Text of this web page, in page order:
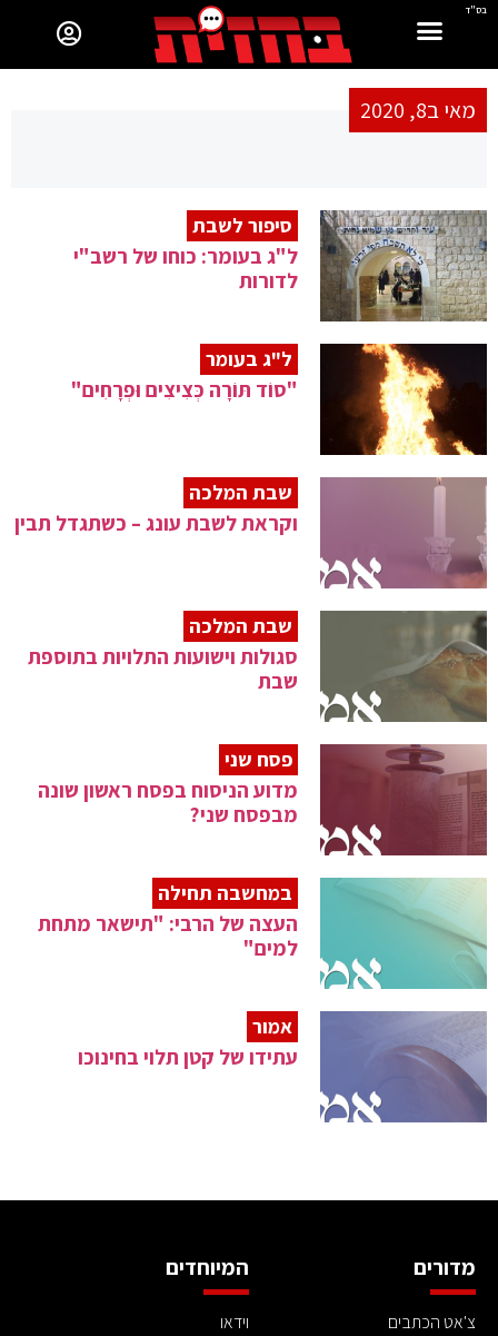
בס"ד
מאי ב8, 2020
סיפור לשבת
ל"ג בעומר: כוחו של רשב"י
לדורות
ל"ג בעומר
"סוֹד תּוֹרָה כְּצִיצִים וּפְרָחִים"
שבת המלכה
וקראת לשבת עונג – כשתגדל תבין
שבת המלכה
סגולות וישועות התלויות בתוספת
שבת
פסח שני
מדוע הניסוח בפסח ראשון שונה
מבפסח שני?
במחשבה תחילה
העצה של הרבי: "תישאר מתחת
למים"
אמור
עתידו של קטן תלוי בחינוכו
מדורים
צ'אט הכתבים
המיוחדים
וידאו